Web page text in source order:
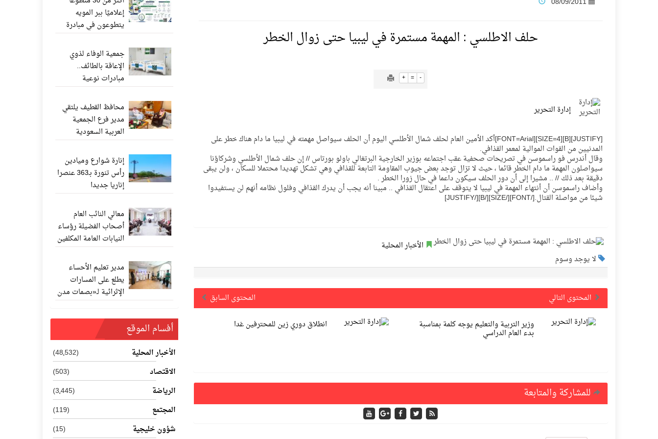
فنّ المكاتب للتجارة توقّع اتفاقية شراكة مع أكاديمية الهلال
تنافس قوي بين كبرى الإسطبلات في ثاني أسابيع موسم سباقات الرياض
سيل الخير يروي ملاعب الكوكب
كأس العالم للرياضات الإلكترونية شاهد على ريادة المملكة والنهضة الشاملة فيها
المنتخب السعودي ينافس (64) دولة في أولمبياد الفلك والفيزياء الفلكية الدولي بالهند
كأس العالم للرياضات الإلكترونية: فريق Karmine Corp الفرنسي بطلًا لبطولة Rocket League
إعلاميًا ببر المويه
يتطوعون في مبادرة
«ناشر الخير» عبر
واتساب
جمعية الوفاء لذوي
الإعاقة بالطائف..
مبادرات نوعية
وإنجازات إنسانية تعزز
جودة الحياة
محافظ القطيف يلتقي
مدير فرع الجمعية
العربية السعودية
للثقافة والفنون بالدمام
إنارة شوارع وميادين
رأس تنورة بـ363 عنصرا
إناريا جديدا
معالي النائب العام
أصحاب الفضيلة رؤساء
النيابات العامة المكلفين
حديثًا
مدير تعليم الأحساء
يطلع على المسارات
الإثرائية لـ«بصمات مدن
المستقبل 202
أفسام الموقع
الأخبار المحلية
(48٬532)
الاقتصاد
(503)
الرياضة
(3٬445)
المجتمع
(119)
شؤون خليجية
(15)
حلف الاطلسي : المهمة مستمرة في ليبيا حتى زوال الخطر
+ = -
إدارة التحرير
[JUSTIFY][B][SIZE=4][FONT=Arial]أكد الأمين العام لحلف شمال الأطلسي اليوم أن الحلف سيواصل مهمته في ليبيا ما دام هناك خطر على
المدنيين من القوات الموالية لمعمر القذافي.
وقال أندرس فو راسموسن في تصريحات صحفية عقب اجتماعه بوزير الخارجية البرتغالي باولو بورتاس // إن حلف شمال الأطلسي وشركاؤنا
سيواصلون المهمة ما دام الخطر قائما ، حيث لا تزال توجد بعض جيوب المقاومة التابعة للقذافي وهي تشكل تهديدا محتملا للسكان ، ولن يبقى
دقيقة بعد ذلك // .. مشيرا إلى أن دور الحلف سيكون داعما في حال زورا الخطر .
وأضاف راسموسن أن أنتهاء المهمة في ليبيا لا يتوقف على اعتقال القذافي .. مبينا أنه يجب أن يدرك القذافي وفلول نظامه أنهم لن يستفيدوا
شيئا من مواصلة القتال.[/FONT][/SIZE][/B][/JUSTIFY]
الأخبار المحلية
لا يوجد وسوم
المحتوى السابق
المحتوى التالي
انطلاق دوري زين للمحترفين غدا
وزير التربية والتعليم يوجه كلمة بمناسبة
بدء العام الدراسي
للمشاركة والمتابعة